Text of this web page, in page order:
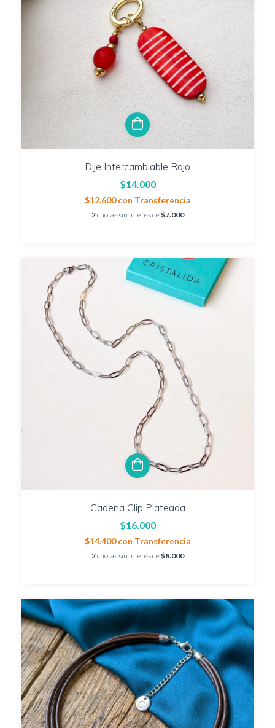
Dije Intercambiable Rojo
$14.000
$12.600con Transferencia
2cuotas sin interés de$7.000
Cadena Clip Plateada
$16.000
$14.400con Transferencia
2cuotas sin interés de$8.000